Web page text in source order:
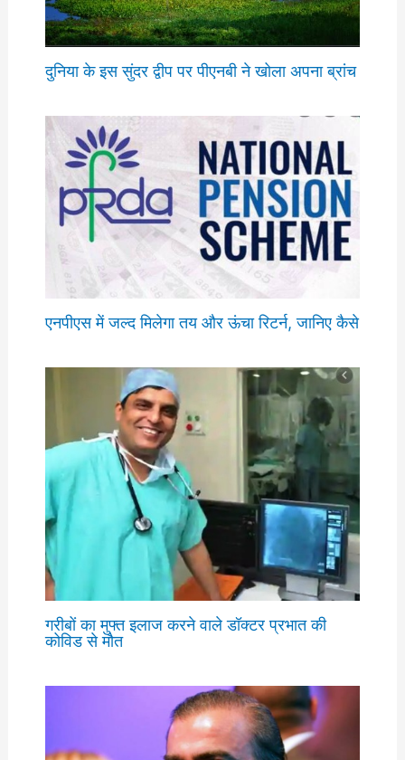
दुनिया के इस सुंदर द्वीप पर पीएनबी ने खोला अपना ब्रांच
एनपीएस में जल्द मिलेगा तय और ऊंचा रिटर्न, जानिए कैसे
गरीबों का मुफ्त इलाज करने वाले डॉक्टर प्रभात की
कोविड से मौत